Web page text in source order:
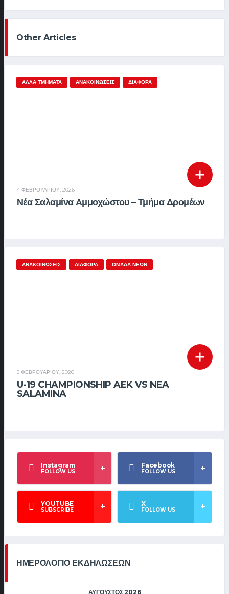
Other Articles
ΆΛΛΑ ΤΜΉΜΑΤΑ ΑΝΑΚΟΙΝΏΣΕΙΣ ΔΙΆΦΟΡΑ
4 ΦΕΒΡΟΥΑΡΊΟΥ, 2026
Νέα Σαλαμίνα Αμμοχώστου – Τμήμα Δρομέων
ΑΝΑΚΟΙΝΏΣΕΙΣ ΔΙΆΦΟΡΑ ΟΜΆΔΑ ΝΈΩΝ
5 ΦΕΒΡΟΥΑΡΊΟΥ, 2026
U-19 CHAMPIONSHIP AEK VS NEA
SALAMINA
Instagram
FOLLOW US
Facebook
FOLLOW US
YOUTUBE
SUBSCRIBE
X
FOLLOW US
ΗΜΕΡΟΛΟΓΙΟ ΕΚΔΗΛΩΣΕΩΝ
ΑΎΓΟΥΣΤΟΣ 2026